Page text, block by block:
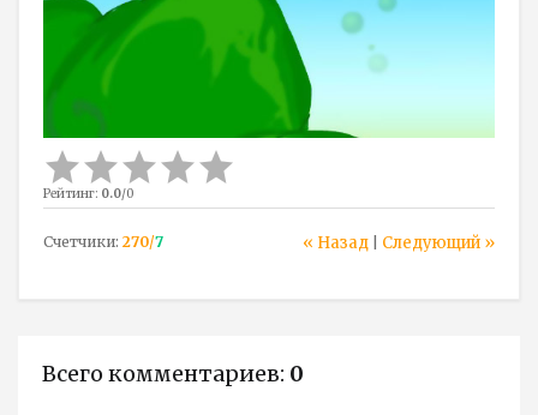
Рейтинг: 0.0/0
« Назад Следующий »
Счетчики: 270/7
Всего комментариев: 0